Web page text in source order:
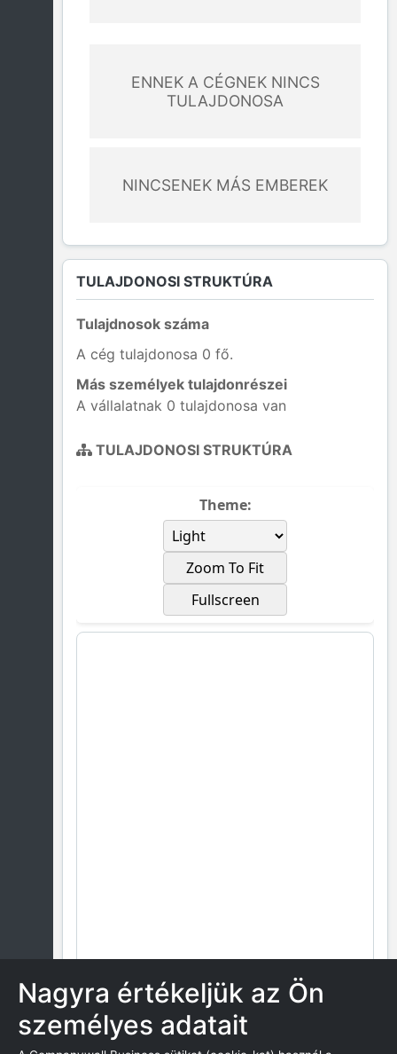
ENNEK A CÉGNEK NINCS
TULAJDONOSA
NINCSENEK MÁS EMBEREK
TULAJDONOSI STRUKTÚRA
Tulajdnosok száma
A cég tulajdonosa 0 fő.
Más személyek tulajdonrészei
A vállalatnak 0 tulajdonosa van
TULAJDONOSI STRUKTÚRA
Theme:
Zoom To Fit
Fullscreen
Nagyra értékeljük az Ön
személyes adatait